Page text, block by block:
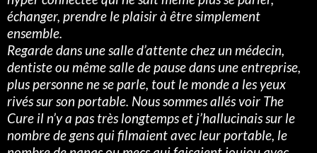
échanger, prendre le plaisir à être simplement
ensemble.
Regarde dans une salle d’attente chez un médecin,
dentiste ou même salle de pause dans une entreprise,
plus personne ne se parle, tout le monde a les yeux
rivés sur son portable. Nous sommes allés voir The
Cure il n’y a pas très longtemps et j’hallucinais sur le
nombre de gens qui filmaient avec leur portable, le